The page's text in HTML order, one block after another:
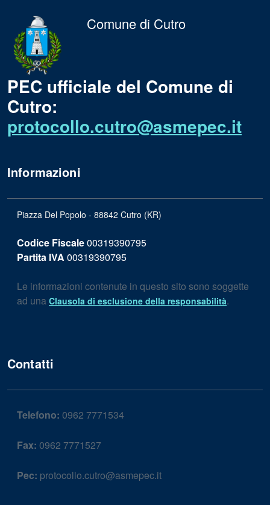
Comune di Cutro
PEC ufficiale del Comune di
Cutro:
protocollo.cutro@asmepec.it
Informazioni
Piazza Del Popolo - 88842 Cutro (KR)
Codice Fiscale00319390795
Partita IVA 00319390795
Le informazioni contenute in questo sito sono soggette
ad una Clausola di esclusione della responsabilità.
Contatti
Telefono: 0962 7771534
Fax: 0962 7771527
Pec: protocollo.cutro@asmepec.it